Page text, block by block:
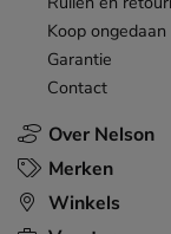
Over Nelson
Koop ongedaan
Garantie
Contact
Merken
Winkels